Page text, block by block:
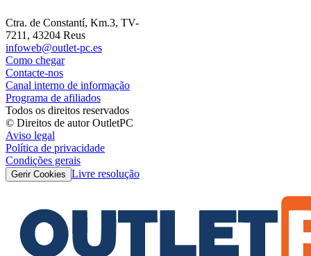
Ctra. de Constantí, Km.3, TV-
7211, 43204 Reus
infoweb@outlet-pc.es
Como chegar
Contacte-nos
Canal interno de informação
Programa de afiliados
Todos os direitos reservados
© Direitos de autor OutletPC
Aviso legal
Política de privacidade
Condições gerais
Gerir Cookies Livre resolução